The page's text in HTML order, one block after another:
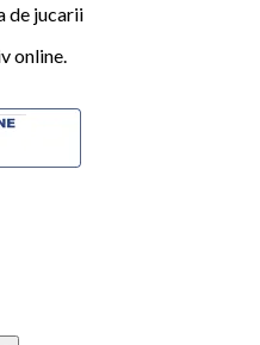
de jucarii
online.